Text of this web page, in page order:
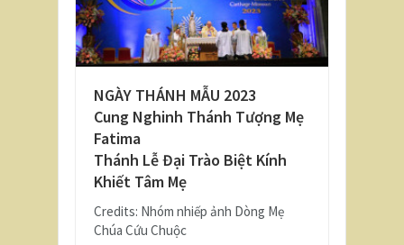
NGÀY THÁNH MẪU 2023
Cung Nghinh Thánh Tượng Mẹ
Fatima
Thánh Lễ Đại Trào Biệt Kính
Khiết Tâm Mẹ
Credits: Nhóm nhiếp ảnh Dòng Mẹ
Chúa Cứu Chuộc